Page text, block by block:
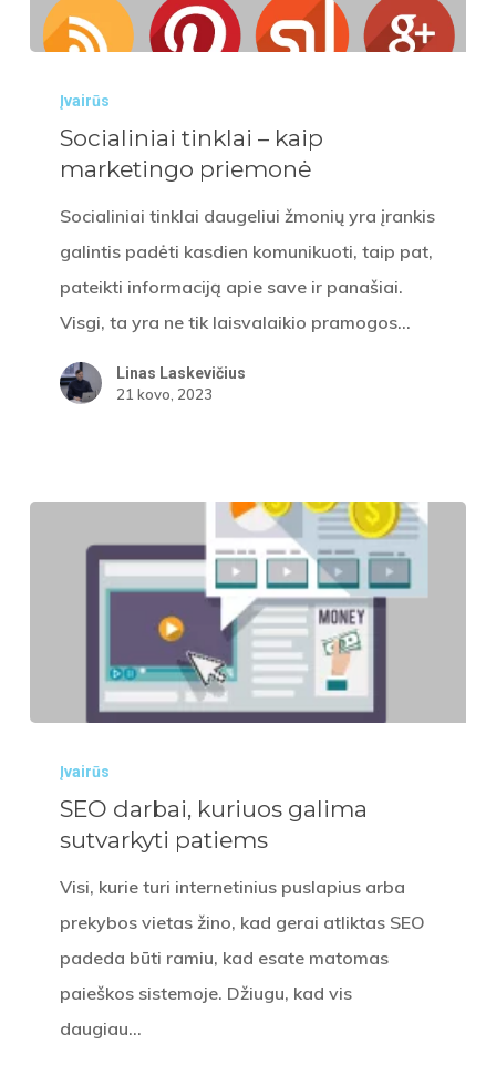
tinklai
kaip
marketingo
priemonė
Įvairūs
Socialiniai tinklai – kaip
marketingo priemonė
Socialiniai tinklai daugeliui žmonių yra įrankis
galintis padėti kasdien komunikuoti, taip pat,
pateikti informaciją apie save ir panašiai.
Visgi, ta yra ne tik laisvalaikio pramogos…
Linas Laskevičius
21 kovo, 2023
darbai,
kuriuos
galima
sutvarkyti
patiems
Įvairūs
SEO darbai, kuriuos galima
sutvarkyti patiems
Visi, kurie turi internetinius puslapius arba
prekybos vietas žino, kad gerai atliktas SEO
padeda būti ramiu, kad esate matomas
paieškos sistemoje. Džiugu, kad vis
daugiau…